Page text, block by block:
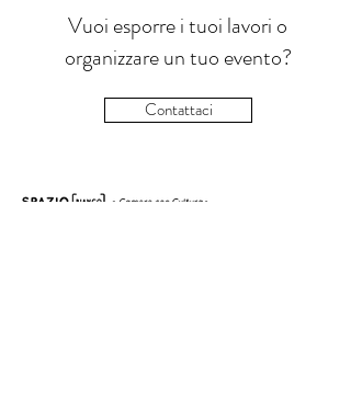
Contattaci
Vuoi esporre i tuoi lavori o
organizzare un tuo evento?